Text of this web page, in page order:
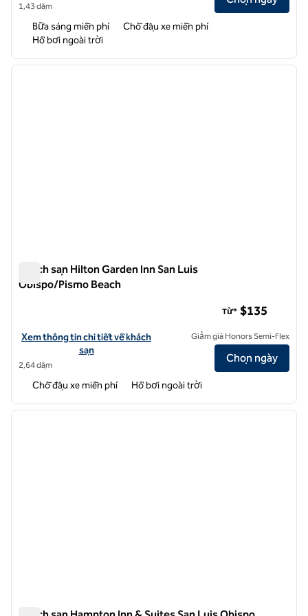
1,43 dặm
Bữa sáng miễn phí
Chỗ đậu xe miễn phí
Hồ bơi ngoài trời
1/12
ảnh
Khách sạn Hilton Garden Inn San Luis
Obispo/Pismo Beach
Xem chi tiết khách sạn Hilton Garden Inn San Luis Obispo/Pismo
Xem thông tin chi tiết về khách
sạn
2,64 dặm
Từ* $135
Giảm giá Honors Semi-Flex
Chọn ngày
Chỗ đậu xe miễn phí Hồ bơi ngoài trời
1/12
ảnh